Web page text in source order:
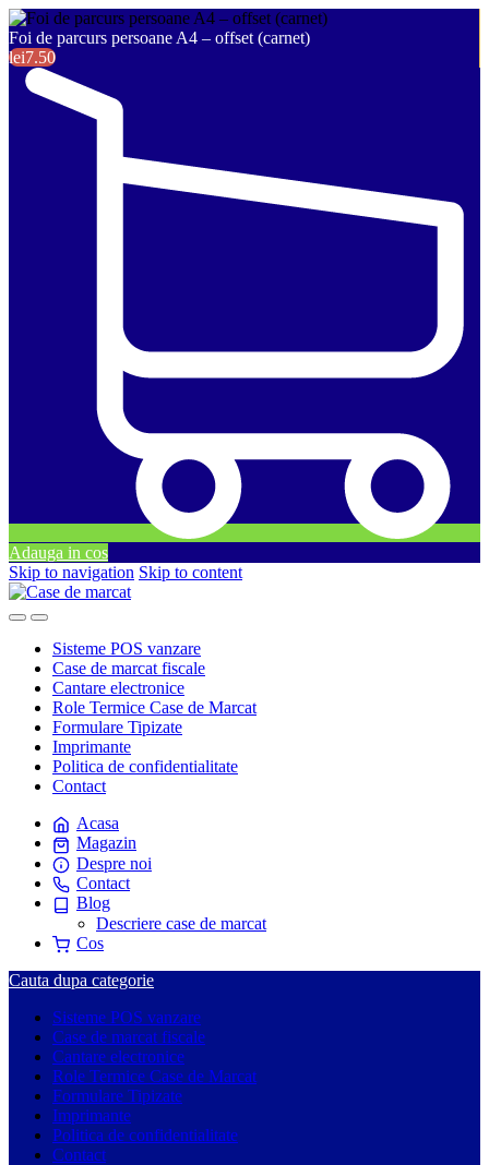
Foi de parcurs persoane A4 – offset (carnet)
lei7.50
Adauga in cos
Skip to navigation Skip to content
Sisteme POS vanzare
Case de marcat fiscale
Cantare electronice
Role Termice Case de Marcat
Formulare Tipizate
Imprimante
Politica de confidentialitate
Contact
Acasa
Magazin
Despre noi
Contact
Blog
Descriere case de marcat
Cos
Cauta dupa categorie
Sisteme POS vanzare
Case de marcat fiscale
Cantare electronice
Role Termice Case de Marcat
Formulare Tipizate
Imprimante
Politica de confidentialitate
Contact